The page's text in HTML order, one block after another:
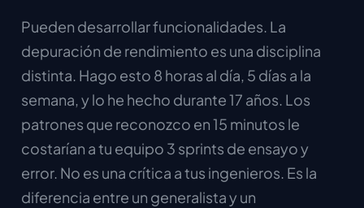
Pueden desarrollar funcionalidades. La
depuración de rendimiento es una disciplina
distinta. Hago esto 8 horas al día, 5 días a la
semana, y lo he hecho durante 17 años. Los
patrones que reconozco en 15 minutos le
costarían a tu equipo 3 sprints de ensayo y
error. No es una crítica a tus ingenieros. Es la
diferencia entre un generalista y un